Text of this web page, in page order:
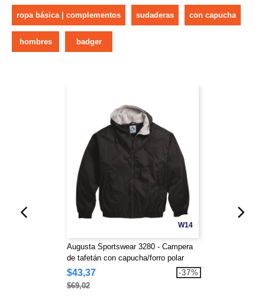
ropa básica | complementos sudaderas con capucha
hombres badger
W14
Augusta Sportswear 3280 - Campera
de tafetán con capucha/forro polar
$43,37
$69,02
-37%